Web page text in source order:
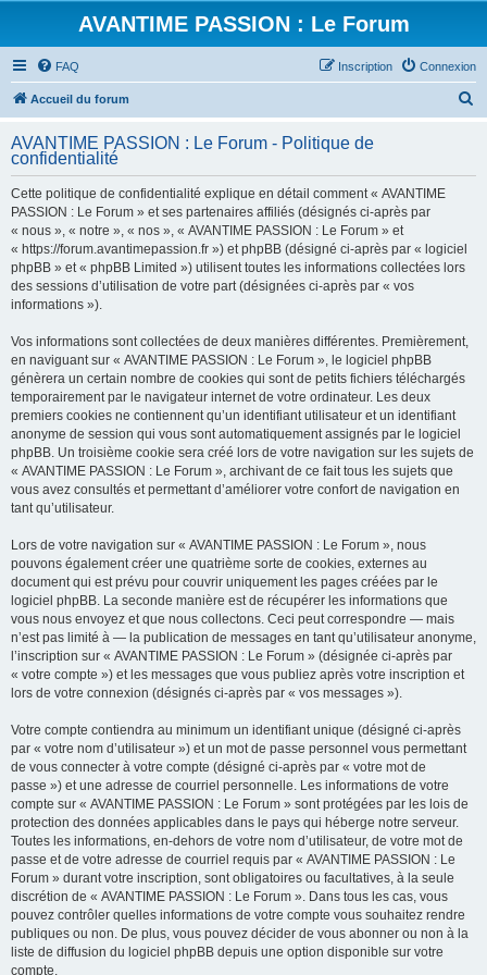
AVANTIME PASSION : Le Forum
FAQ Connexion
Inscription
Accueil du forum
h
AVANTIME PASSION : Le Forum - Politique de
confidentialité
Cette politique de confidentialité explique en détail comment « AVANTIME
PASSION : Le Forum » et ses partenaires affiliés (désignés ci-après par
« nous », « notre », « nos », « AVANTIME PASSION : Le Forum » et
« https://forum.avantimepassion.fr ») et phpBB (désigné ci-après par « logiciel
phpBB » et « phpBB Limited ») utilisent toutes les informations collectées lors
des sessions d’utilisation de votre part (désignées ci-après par « vos
informations »).
Vos informations sont collectées de deux manières différentes. Premièrement,
en naviguant sur « AVANTIME PASSION : Le Forum », le logiciel phpBB
génèrera un certain nombre de cookies qui sont de petits fichiers téléchargés
temporairement par le navigateur internet de votre ordinateur. Les deux
premiers cookies ne contiennent qu’un identifiant utilisateur et un identifiant
anonyme de session qui vous sont automatiquement assignés par le logiciel
phpBB. Un troisième cookie sera créé lors de votre navigation sur les sujets de
« AVANTIME PASSION : Le Forum », archivant de ce fait tous les sujets que
vous avez consultés et permettant d’améliorer votre confort de navigation en
tant qu’utilisateur.
Lors de votre navigation sur « AVANTIME PASSION : Le Forum », nous
pouvons également créer une quatrième sorte de cookies, externes au
document qui est prévu pour couvrir uniquement les pages créées par le
logiciel phpBB. La seconde manière est de récupérer les informations que
vous nous envoyez et que nous collectons. Ceci peut correspondre — mais
n’est pas limité à — la publication de messages en tant qu’utilisateur anonyme,
l’inscription sur « AVANTIME PASSION : Le Forum » (désignée ci-après par
« votre compte ») et les messages que vous publiez après votre inscription et
lors de votre connexion (désignés ci-après par « vos messages »).
Votre compte contiendra au minimum un identifiant unique (désigné ci-après
par « votre nom d’utilisateur ») et un mot de passe personnel vous permettant
de vous connecter à votre compte (désigné ci-après par « votre mot de
passe ») et une adresse de courriel personnelle. Les informations de votre
compte sur « AVANTIME PASSION : Le Forum » sont protégées par les lois de
protection des données applicables dans le pays qui héberge notre serveur.
Toutes les informations, en-dehors de votre nom d’utilisateur, de votre mot de
passe et de votre adresse de courriel requis par « AVANTIME PASSION : Le
Forum » durant votre inscription, sont obligatoires ou facultatives, à la seule
discrétion de « AVANTIME PASSION : Le Forum ». Dans tous les cas, vous
pouvez contrôler quelles informations de votre compte vous souhaitez rendre
publiques ou non. De plus, vous pouvez décider de vous abonner ou non à la
liste de diffusion du logiciel phpBB depuis une option disponible sur votre
compte.